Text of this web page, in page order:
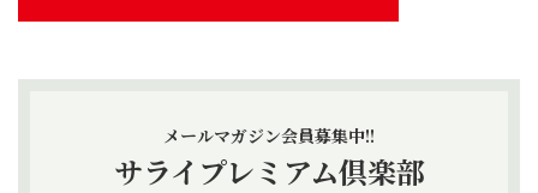
メールマガジン会員募集中!!
サライプレミアム倶楽部